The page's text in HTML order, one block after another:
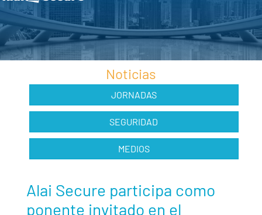
Noticias
JORNADAS
SEGURIDAD
MEDIOS
Alai Secure participa como
ponente invitado en el